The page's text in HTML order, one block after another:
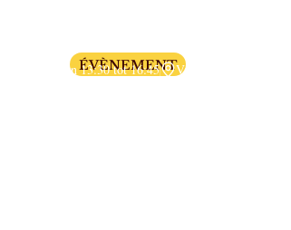
ÉVÈNEMENT
Van 13:30 tot 16:45 Van 20 tot 28 december